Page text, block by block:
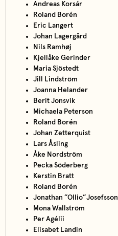
Andreas Korsár
Roland Borén
Eric Langert
Johan Lagergård
Nils Ramhøj
Kjellåke Gerinder
Maria Sjöstedt
Jill Lindström
Joanna Helander
Berit Jonsvik
Michaela Peterson
Roland Borén
Johan Zetterquist
Lars Åsling
Åke Nordström
Pecka Söderberg
Kerstin Bratt
Roland Borén
Jonathan ”Ollio”Josefsson
Mona Wallström
Per Agélii
Elisabet Landin